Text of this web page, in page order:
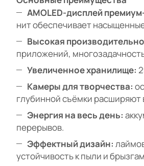
AMOLED-дисплей
нит обеспечивает
Высокая
приложений,
Увеличенное хранилище:
Камеры для творчества:
глубинной съёмки расширяют
Энергия на весь день:
перерывов.
Эффектный дизайн:
устойчивость к пыли и